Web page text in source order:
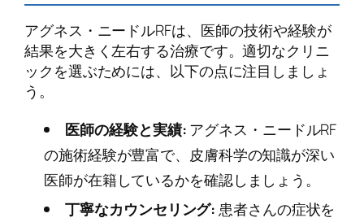
アグネス・ニードルRFは、医師の技術や経験が
結果を大きく左右する治療です。適切なクリニ
ックを選ぶためには、以下の点に注目しましょ
う。
医師の経験と実績:アグネス・ニードルRF
の施術経験が豊富で、皮膚科学の知識が深い
医師が在籍しているかを確認しましょう。
丁寧なカウンセリング: 患者さんの症状を